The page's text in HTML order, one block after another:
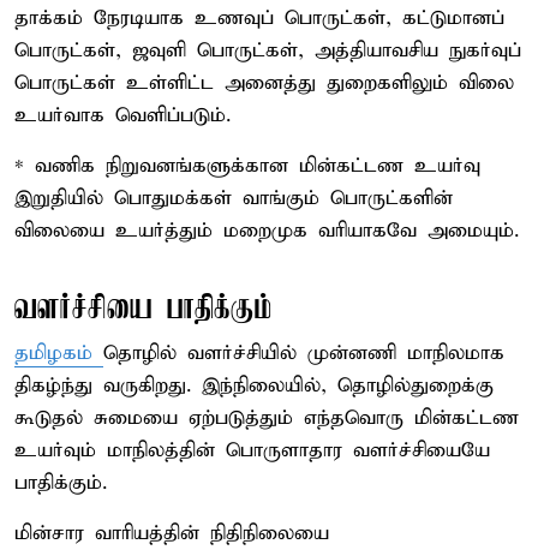
தாக்கம் நேரடியாக உணவுப் பொருட்கள், கட்டுமானப்
பொருட்கள், ஜவுளி பொருட்கள், அத்தியாவசிய நுகர்வுப்
பொருட்கள் உள்ளிட்ட அனைத்து துறைகளிலும் விலை
உயர்வாக வெளிப்படும்.
* வணிக நிறுவனங்களுக்கான மின்கட்டண உயர்வு
இறுதியில் பொதுமக்கள் வாங்கும் பொருட்களின்
விலையை உயர்த்தும் மறைமுக வரியாகவே அமையும்.
வளர்ச்சியை பாதிக்கும்
தமிழகம் தொழில் வளர்ச்சியில் முன்னணி மாநிலமாக
திகழ்ந்து வருகிறது. இந்நிலையில், தொழில்துறைக்கு
கூடுதல் சுமையை ஏற்படுத்தும் எந்தவொரு மின்கட்டண
உயர்வும் மாநிலத்தின் பொருளாதார வளர்ச்சியையே
பாதிக்கும்.
மின்சார வாரியத்தின் நிதிநிலையை